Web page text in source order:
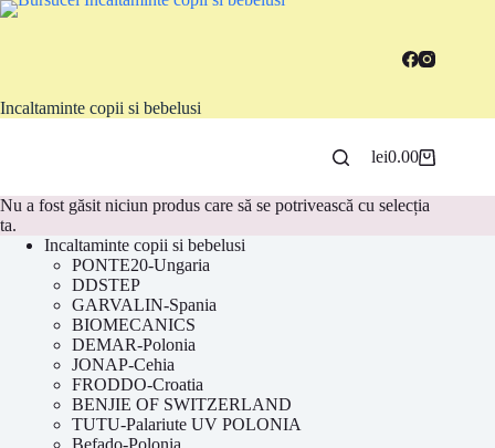
Sari
Incaltaminte copii si bebelusi
Coș
cumpărături
lei0.00
Nu a fost găsit niciun produs care să se potrivească cu selecția
ta.
Incaltaminte copii si bebelusi
PONTE20-Ungaria
DDSTEP
GARVALIN-Spania
BIOMECANICS
DEMAR-Polonia
JONAP-Cehia
FRODDO-Croatia
BENJIE OF SWITZERLAND
TUTU-Palariute UV POLONIA
Befado-Polonia